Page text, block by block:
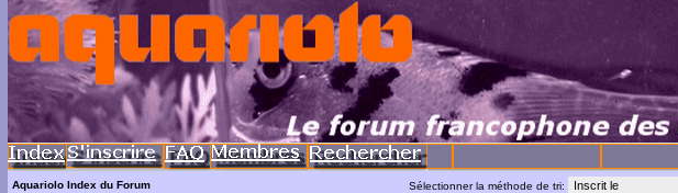
Aquariolo Index du Forum Sélectionner la méthode de tri: